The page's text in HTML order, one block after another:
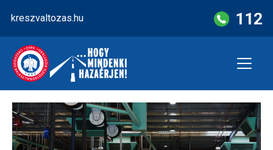
content
kreszvaltozas.hu 112